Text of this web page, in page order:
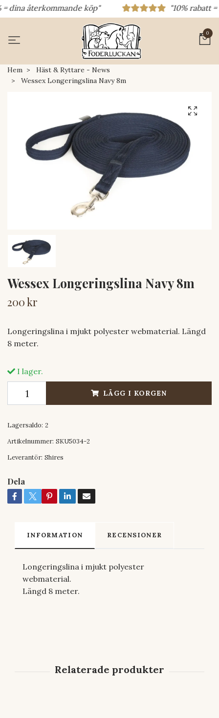
återkommande köp" "10% rabatt =
0
Hem
Häst & Ryttare - News
Wessex Longeringslina Navy 8m
Wessex Longeringslina Navy 8m
200 kr
Longeringslina i mjukt polyester webmaterial. Längd
8 meter.
I lager.
LÄGG I KORGEN
Lagersaldo: 2
Artikelnummer: SKU5034-2
Leverantör: Shires
Dela
INFORMATION RECENSIONER
Longeringslina i mjukt polyester
webmaterial.
Längd 8 meter.